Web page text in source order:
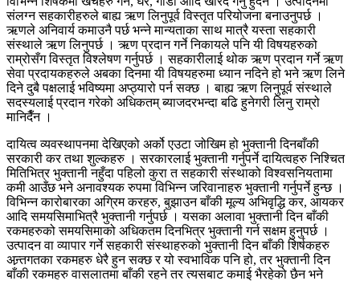
संलग्न सहकारीहरुले बाह्य ऋण लिनुपूर्व विस्तृत परियोजना बनाउनुपर्छ ।
ऋणले अनिवार्य कमाउनै पर्छ भन्ने मान्यताका साथ मात्रै यस्ता सहकारी
संस्थाले ऋण लिनुपर्छ । ऋण प्रदान गर्ने निकायले पनि यी विषयहरुको
राम्रोसँग विस्तृत विश्लेषण गर्नुपर्छ । सहकारीलाई थोक ऋण प्रदान गर्ने ऋण
सेवा प्रदायकहरुले अबका दिनमा यी विषयहरुमा ध्यान नदिने हो भने ऋण लिने
दिने दुबै पक्षलाई भविष्यमा अप्ठ्यारो पर्न सक्छ । बाह्य ऋण लिनुपूर्व संस्थाले
सदस्यलाई प्रदान गरेको अधिकतम् ब्याजदरभन्दा बढि हुनेगरी लिनु राम्रो
मानिदैँन ।
दायित्व व्यवस्थापनमा देखिएको अर्को एउटा जोखिम हो भुक्तानी दिनबाँकी
सरकारी कर तथा शुल्कहरु । सरकारलाई भुक्तानी गर्नुपर्ने दायित्वहरु निश्चित
मितिभित्र भुक्तानी नहुँदा पहिलो कुरा त सहकारी संस्थाको विश्वसनियतामा
कमी आउँछ भने अनावश्यक रुपमा विभिन्न जरिवानाहरु भुक्तानी गर्नुपर्ने हुन्छ ।
विभिन्न कारोबारका अग्रिम करहरु, बुझाउन बाँकी मूल्य अभिवृद्धि कर, आयकर
आदि समयसिमाभित्रै भुक्तानी गर्नुपर्छ । यसका अलावा भुक्तानी दिन बाँकी
रकमहरुको समयसिमाको अधिकतम दिनभित्र भुक्तानी गर्न सक्षम हुनुपर्छ ।
उत्पादन वा व्यापार गर्ने सहकारी संस्थाहरुको भुक्तानी दिन बाँकी शिर्षकहरु
अन्र्तगतका रकमहरु धेरै हुन सक्छ र यो स्वभाविक पनि हो, तर भुक्तानी दिन
बाँकी रकमहरु वासलातमा बाँकी रहने तर त्यसबाट कमाई भैरहेको छैन भने